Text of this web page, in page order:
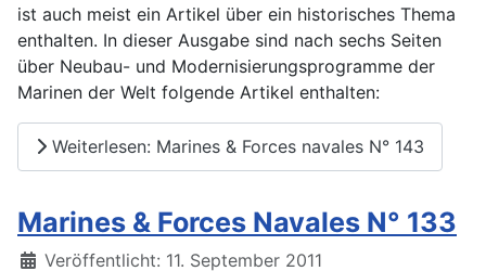
ist auch meist ein Artikel über ein historisches Thema
enthalten. In dieser Ausgabe sind nach sechs Seiten
über Neubau- und Modernisierungsprogramme der
Marinen der Welt folgende Artikel enthalten:
Weiterlesen: Marines & Forces navales N° 143
Marines & Forces Navales N° 133
Details
Veröffentlicht: 11. September 2011